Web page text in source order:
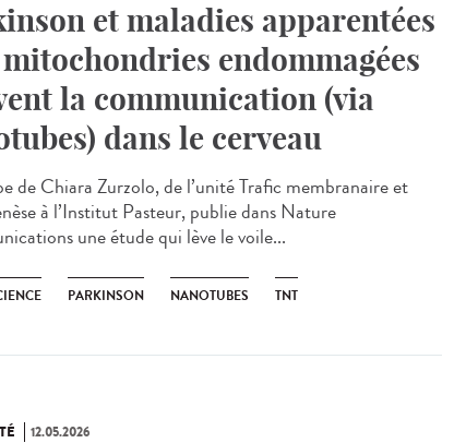
et maladies apparentées
endommagées
la communication (via
dans le cerveau
de Chiara Zurzolo, de l’unité Trafic membranaire et
à l’Institut Pasteur, publie dans Nature
une étude qui lève le voile...
PARKINSON NANOTUBES TNT
12.05.2026